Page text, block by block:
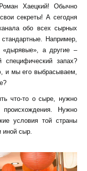
Хаецкий! Обычно
секреты! А сегодня
обо всех сырных
Например,
а другие –
запах?
и мы его выбрасываем,
что-то о сыре, нужно
Нужно
условия той страны
иной сыр.